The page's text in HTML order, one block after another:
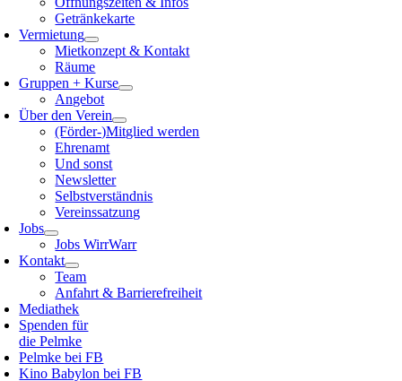
Getränkekarte
Vermietung
Mietkonzept & Kontakt
Räume
Gruppen + Kurse
Angebot
Über den Verein
(Förder-)Mitglied werden
Ehrenamt
Und sonst
Newsletter
Selbstverständnis
Vereinssatzung
Jobs
Jobs WirrWarr
Kontakt
Team
Anfahrt & Barrierefreiheit
Mediathek
Spenden für
die Pelmke
Pelmke bei FB
Kino Babylon bei FB